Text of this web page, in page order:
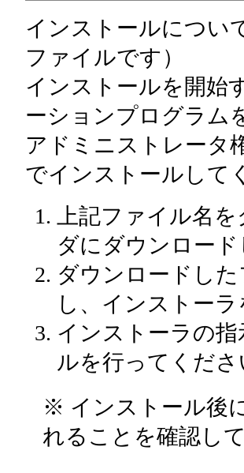
インストールについ
ファイルです）
インストールを開始
ーションプログラム
アドミニストレータ
でインストールして
上記ファイル名
ダにダウンロー
ダウンロードし
し、インストー
インストーラの
ルを行ってくださ
※ インストール後
れることを確認し